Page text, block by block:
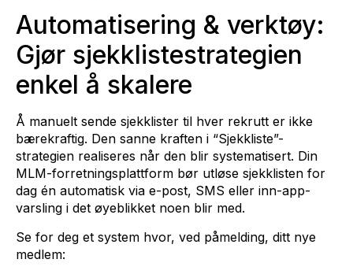
Automatisering & verktøy:
Gjør sjekklistestrategien
enkel å skalere
Å manuelt sende sjekklister til hver rekrutt er ikke
bærekraftig. Den sanne kraften i “Sjekkliste”-
strategien realiseres når den blir systematisert. Din
MLM-forretningsplattform bør utløse sjekklisten for
dag én automatisk via e-post, SMS eller inn-app-
varsling i det øyeblikket noen blir med.
Se for deg et system hvor, ved påmelding, ditt nye
medlem: